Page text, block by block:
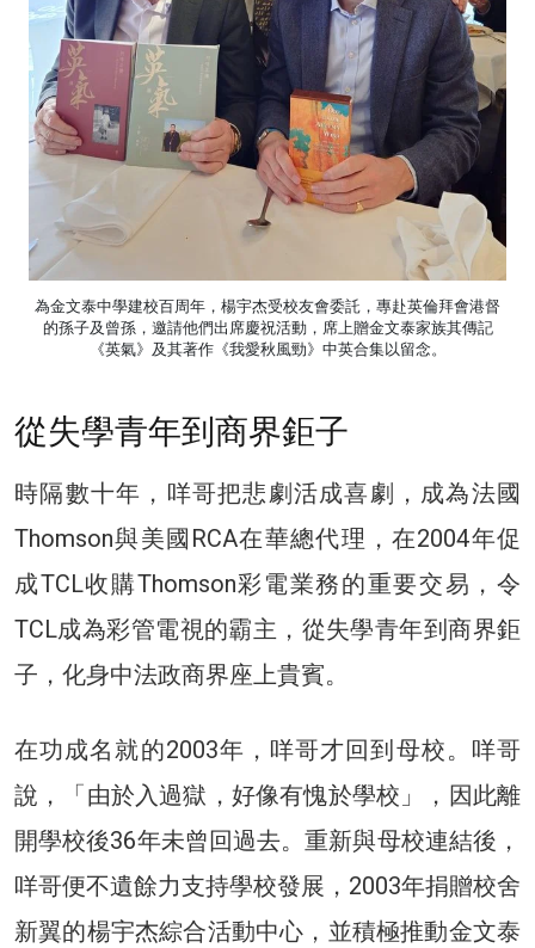
為金文泰中學建校百周年，楊宇杰受校友會委託，專赴英倫拜會港督
的孫子及曾孫，邀請他們出席慶祝活動，席上贈金文泰家族其傳記
《英氣》及其著作《我愛秋風勁》中英合集以留念。
從失學青年到商界鉅子
時隔數十年，咩哥把悲劇活成喜劇，成為法國
Thomson與美國RCA在華總代理，在2004年促
成TCL收購Thomson彩電業務的重要交易，令
TCL成為彩管電視的霸主，從失學青年到商界鉅
子，化身中法政商界座上貴賓。
在功成名就的2003年，咩哥才回到母校。咩哥
說，「由於入過獄，好像有愧於學校」，因此離
開學校後36年未曾回過去。重新與母校連結後，
咩哥便不遺餘力支持學校發展，2003年捐贈校舍
新翼的楊宇杰綜合活動中心，並積極推動金文泰